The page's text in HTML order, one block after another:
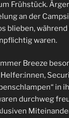
Frühstück.
an der
blieben,
waren.
Breeze
in
durchweg